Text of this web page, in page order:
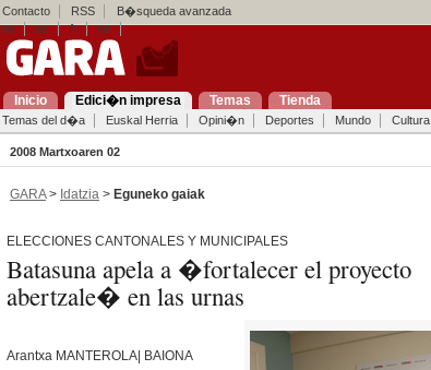
Contacto RSS B�squeda avanzada
eu
es fr en
Inicio Edici�n impresa Temas Tienda
Temas del d�a Euskal Herria Opini�n Deportes Mundo Cultura
2008 Martxoaren 02
GARA> Idatzia > Eguneko gaiak
ELECCIONES CANTONALES Y MUNICIPALES
Batasuna apela a �fortalecer el proyecto
abertzale� en las urnas
Arantxa MANTEROLA| BAIONA